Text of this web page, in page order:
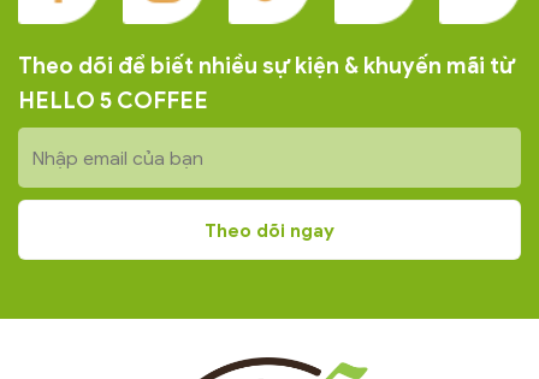
Theo dõi để biết nhiều sự kiện & khuyến mãi từ
HELLO 5 COFFEE